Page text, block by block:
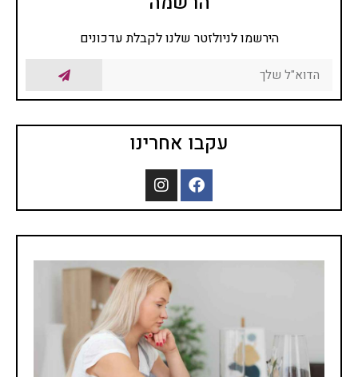
הירשמו לניולזטר שלנו לקבלת עדכונים
עקבו אחרינו